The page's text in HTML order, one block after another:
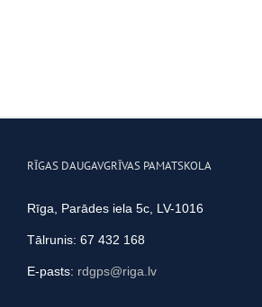
RĪGAS DAUGAVGRĪVAS PAMATSKOLA
Rīga, Parādes iela 5c, LV-1016
Tālrunis: 67 432 168
E-pasts: rdgps@riga.lv